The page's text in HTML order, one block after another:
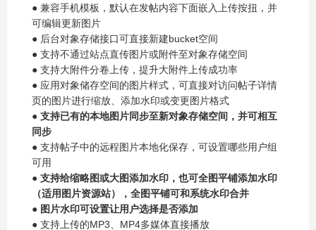
● 兼容手机模板，默认在发帖内容下面嵌入上传按扭，并
可编辑更新图片
● 后台对象存储接口可直接新建bucket空间
● 支持不通过站点直传图片或附件至对象存储空间
● 支持大附件分卷上传，提升大附件上传成功率
● 应用对象储存空间的图片样式，可直接对访问帖子详情
页的图片进行缩放、添加水印或变更图片格式
● 支持已有的本地图片同步至新对象存储空间，并可相互
同步
● 支持帖子中的远程图片本地化保存，可设置哪些用户组
可用
● 支持给缩略图或大图添加水印，也可全图平铺添加水印
（适用图片资源站），全图平铺可和系统水印合并
● 图片水印可设置让用户选择是否添加
● 支持上传的MP3、MP4多媒体直接播放